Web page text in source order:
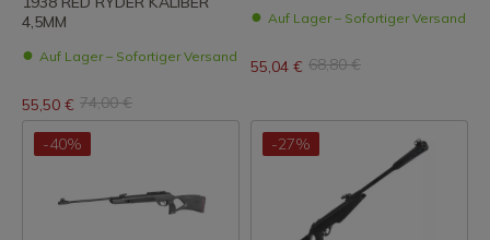
4,5MM
Auf Lager – Sofortiger Versand
55,50 € 74,00 €
Auf Lager – Sofortiger Versand
55,04 € 68,80 €
-40% -27%